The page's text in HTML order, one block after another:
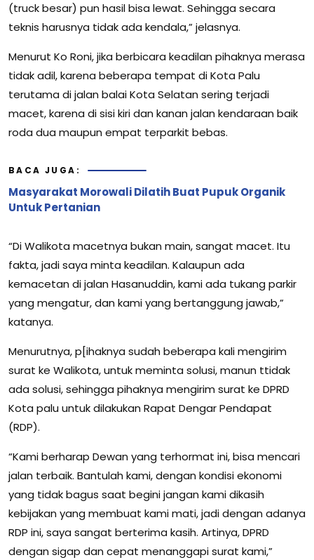
(truck besar) pun hasil bisa lewat. Sehingga secara
teknis harusnya tidak ada kendala,” jelasnya.
Menurut Ko Roni, jika berbicara keadilan pihaknya merasa
tidak adil, karena beberapa tempat di Kota Palu
terutama di jalan balai Kota Selatan sering terjadi
macet, karena di sisi kiri dan kanan jalan kendaraan baik
roda dua maupun empat terparkit bebas.
BACA JUGA:
Masyarakat Morowali Dilatih Buat Pupuk Organik
Untuk Pertanian
“Di Walikota macetnya bukan main, sangat macet. Itu
fakta, jadi saya minta keadilan. Kalaupun ada
kemacetan di jalan Hasanuddin, kami ada tukang parkir
yang mengatur, dan kami yang bertanggung jawab,”
katanya.
Menurutnya, p[ihaknya sudah beberapa kali mengirim
surat ke Walikota, untuk meminta solusi, manun ttidak
ada solusi, sehingga pihaknya mengirim surat ke DPRD
Kota palu untuk dilakukan Rapat Dengar Pendapat
(RDP).
“Kami berharap Dewan yang terhormat ini, bisa mencari
jalan terbaik. Bantulah kami, dengan kondisi ekonomi
yang tidak bagus saat begini jangan kami dikasih
kebijakan yang membuat kami mati, jadi dengan adanya
RDP ini, saya sangat berterima kasih. Artinya, DPRD
dengan sigap dan cepat menanggapi surat kami,”